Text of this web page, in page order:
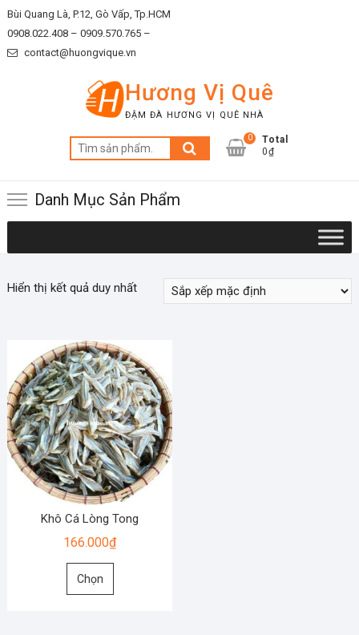
Skip
to
content
Bùi Quang Là, P.12, Gò Vấp, Tp.HCM
0908.022.408 – 0909.570.765 –
contact@huongvique.vn
Hương Vị Quê
ĐẬM ĐÀ HƯƠNG VỊ QUÊ NHÀ
Tìm
kiếm:
0
Total
0₫
Danh Mục Sản Phẩm
Hiển thị kết quả duy nhất
Khô Cá Lòng Tong
166.000₫
Chọn
Sản